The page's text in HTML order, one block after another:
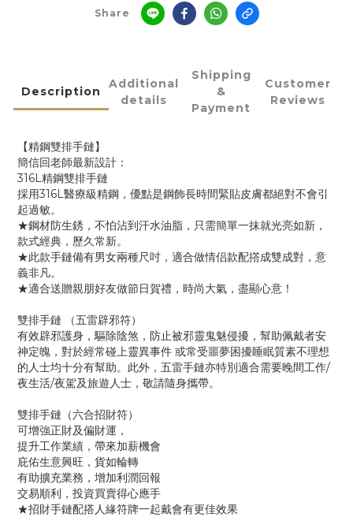
Share
Description
Additional
details
Shipping
&
Payment
Customer
Reviews
【精鋼雙排手鏈】
簡信回老師最新設計：
316L精鋼雙排手鏈
採用316L醫療級精鋼，優點是鋼飾長時間緊貼皮膚都絕對不會引
起過敏。
★鋼材防生銹，不怕沾到汗水油脂，只需簡單一抹就光亮如新，
款式經典，歷久常新。
★此款手鏈備有男女兩種尺吋，適合做情侣款配撘成雙成對，意
義非凡。
★適合送贈親朋好友做節日賀禮，時尚大氣，盡顯心意！
雙排手鏈 （五雷辟邪符）
有效辟邪護身，驅除陰煞，防止被邪靈鬼魅侵擾，幫助佩戴者安
神定魄，對於經常碰上靈異事件 或常受噩夢困擾睡眠質素不理想
的人士均十分有幫助。此外，五雷手鏈亦特別適合需要晚間工作/
夜生活/夜駕及旅遊人士，敬請隨身攜帶。
雙排手鏈（六合招財符）
可增強正財及偏財運，
提升工作業績，帶來加薪機會
庇佑生意興旺，貨如輪轉
有助擴充業務，增加利潤回報
交易順利，投資買賣得心應手
★招財手鏈配搭人緣符牌一起戴會有更佳效果